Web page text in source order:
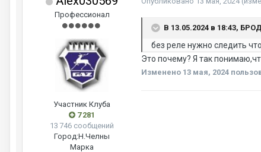
Профессионал
Участник Клуба
7 281
13 746 сообщений
Город:Н.Челны
Марка
В 13.05.2024 в 18:43,
без реле нужно следить
Это почему? Я так
Изменено 13 мая, 2024